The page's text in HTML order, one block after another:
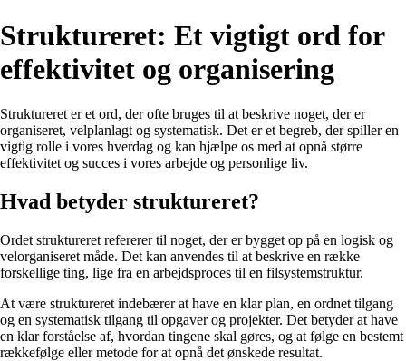
Struktureret: Et vigtigt ord for
effektivitet og organisering
Struktureret er et ord, der ofte bruges til at beskrive noget, der er
organiseret, velplanlagt og systematisk. Det er et begreb, der spiller en
vigtig rolle i vores hverdag og kan hjælpe os med at opnå større
effektivitet og succes i vores arbejde og personlige liv.
Hvad betyder struktureret?
Ordet struktureret refererer til noget, der er bygget op på en logisk og
velorganiseret måde. Det kan anvendes til at beskrive en række
forskellige ting, lige fra en arbejdsproces til en filsystemstruktur.
At være struktureret indebærer at have en klar plan, en ordnet tilgang
og en systematisk tilgang til opgaver og projekter. Det betyder at have
en klar forståelse af, hvordan tingene skal gøres, og at følge en bestemt
rækkefølge eller metode for at opnå det ønskede resultat.